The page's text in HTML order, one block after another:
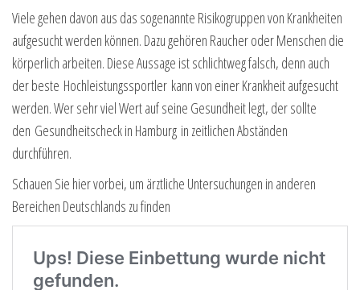
Viele gehen davon aus das sogenannte Risikogruppen von Krankheiten
aufgesucht werden können. Dazu gehören Raucher oder Menschen die
körperlich arbeiten. Diese Aussage ist schlichtweg falsch, denn auch
der beste Hochleistungssportler kann von einer Krankheit aufgesucht
werden. Wer sehr viel Wert auf seine Gesundheit legt, der sollte
den Gesundheitscheck in Hamburg in zeitlichen Abständen
durchführen.
Schauen Sie hier vorbei, um ärztliche Untersuchungen in anderen
Bereichen Deutschlands zu finden